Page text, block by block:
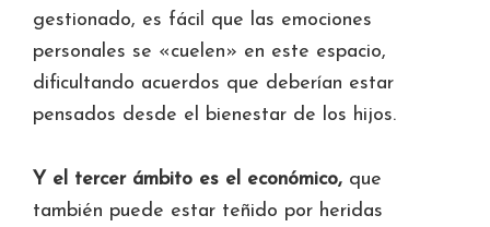
gestionado, es fácil que las emociones
personales se «cuelen» en este espacio,
dificultando acuerdos que deberían estar
pensados desde el bienestar de los hijos.
Y el tercer ámbito es el económico, que
también puede estar teñido por heridas